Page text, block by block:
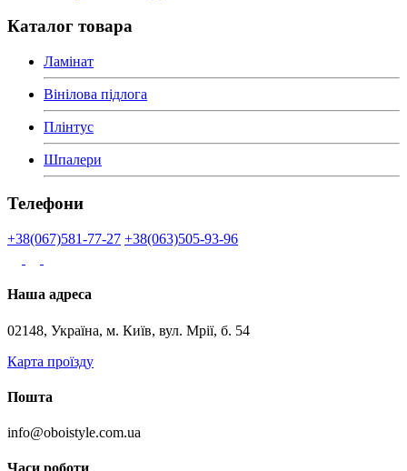
Каталог товара
Ламінат
Вінілова підлога
Плінтус
Шпалери
Телефони
+38(067)581-77-27 +38(063)505-93-96
Наша адреса
02148, Україна, м. Київ, вул. Мрії, б. 54
Карта проїзду
Пошта
info@oboistyle.com.ua